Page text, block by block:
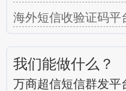
海外短信收验证码平
我们能做什么？
万商超信短信群发平